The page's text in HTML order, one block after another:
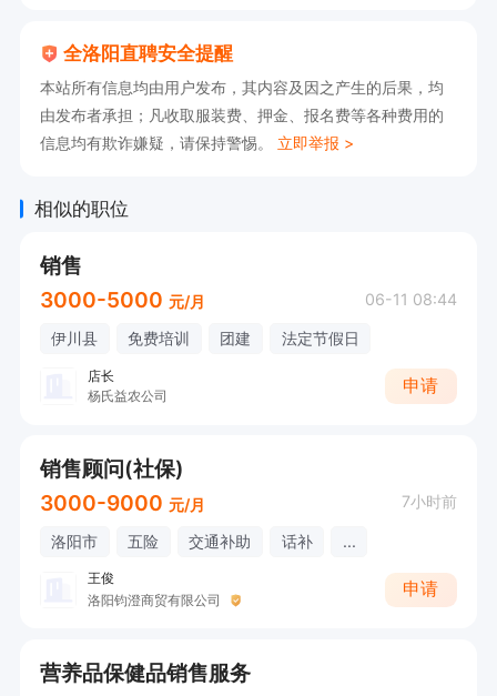
全洛阳直聘安全提醒
本站所有信息均由用户发布，其内容及因之产生的后果，均
由发布者承担；凡收取服装费、押金、报名费等各种费用的
信息均有欺诈嫌疑，请保持警惕。 立即举报 >
相似的职位
销售
3000-5000 元/月 06-11 08:44
伊川县 免费培训 团建 法定节假日
店长
杨氏益农公司
申请
销售顾问(社保)
3000-9000 元/月 7小时前
洛阳市 五险 交通补助 话补 ...
王俊
洛阳钧澄商贸有限公司
申请
营养品保健品销售服务